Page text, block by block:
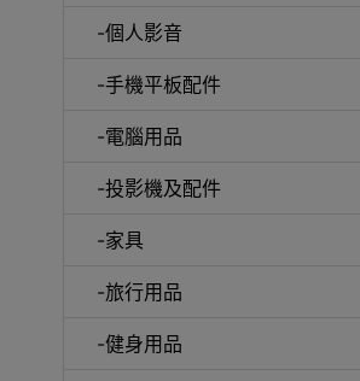
-個人影音
-手機平板配件
-電腦用品
-投影機及配件
-家具
-旅行用品
-健身用品